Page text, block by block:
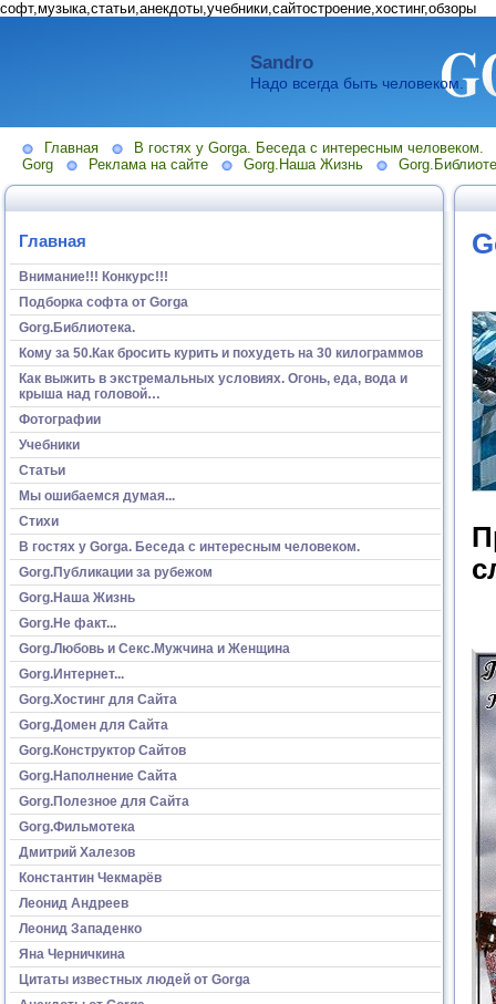
софт,музыка,статьи,анекдоты,учебники,сайтостроение,хостинг,обзоры
Sandro
Надо всегда быть человеком.
Главная
В гостях у Gorga. Беседа с интересным человеком.
Gorg
Реклама на сайте Gorg.Наша Жизнь
Главная
Внимание!!! Конкурс!!!
Подборка софта от Gorga
Gorg.Библиотека.
Кому за 50.Как бросить курить и похудеть на 30 килограммов
Как выжить в экстремальных условиях. Огонь, еда, вода и
крыша над головой…
Фотографии
Учебники
Статьи
Мы ошибаемся думая...
Стихи
В гостях у Gorga. Беседа с интересным человеком.
Gorg.Публикации за рубежом
Gorg.Наша Жизнь
Gorg.Не факт...
Gorg.Любовь и Секс.Мужчина и Женщина
Gorg.Интернет...
Gorg.Хостинг для Сайта
Gorg.Домен для Сайта
Gorg.Конструктор Сайтов
Gorg.Наполнение Сайта
Gorg.Полезное для Сайта
Gorg.Фильмотека
Дмитрий Халезов
Константин Чекмарёв
Леонид Андреев
Леонид Западенко
Яна Черничкина
Цитаты известных людей от Gorga